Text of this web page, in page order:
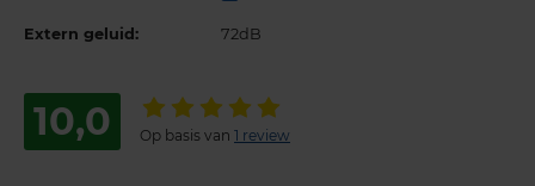
Extern geluid: 72dB
10,0 Op basis van 1 review